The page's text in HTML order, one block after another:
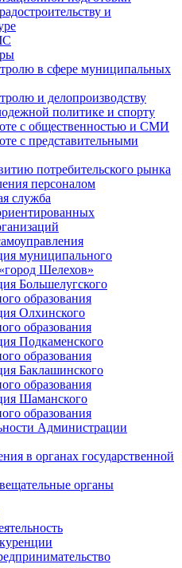
и
в сфере муниципальных
и делопроизводству
политике и спорту
с общественностью и СМИ
с представительными
потребительского рынка
персоналом
служба
муниципального
Шелехов»
Большелугского
образования
Олхинского
образования
Подкаменского
образования
Баклашинского
образования
Шаманского
образования
Администрации
в органах государственной
органы